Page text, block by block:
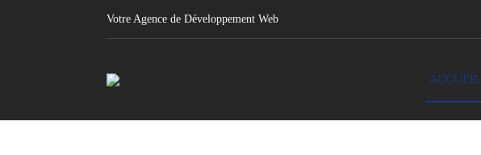
Votre Agence de Développement Web
ACCUEIL